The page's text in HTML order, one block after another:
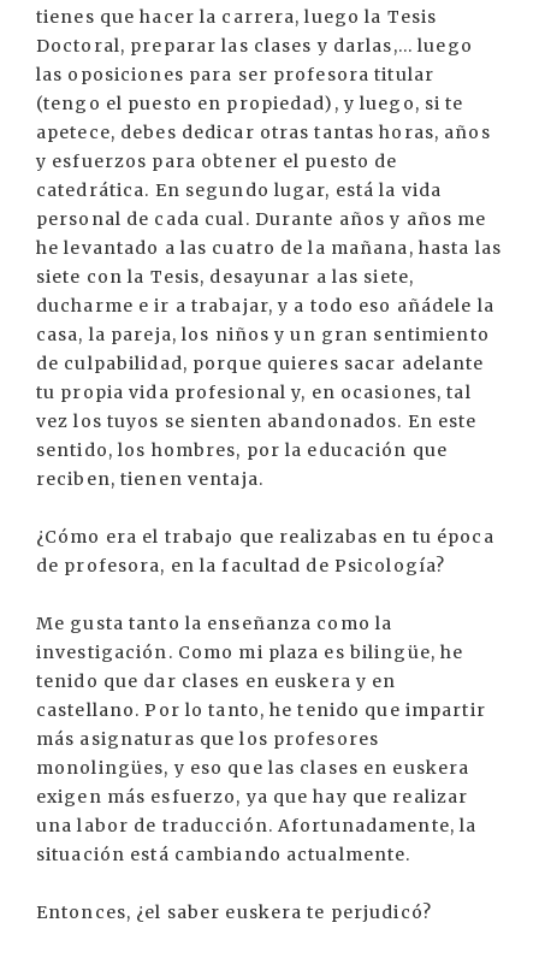
tienes que hacer la carrera, luego la Tesis
Doctoral, preparar las clases y darlas,... luego
las oposiciones para ser profesora titular
(tengo el puesto en propiedad), y luego, si te
apetece, debes dedicar otras tantas horas, años
y esfuerzos para obtener el puesto de
catedrática. En segundo lugar, está la vida
personal de cada cual. Durante años y años me
he levantado a las cuatro de la mañana, hasta las
siete con la Tesis, desayunar a las siete,
ducharme e ir a trabajar, y a todo eso añádele la
casa, la pareja, los niños y un gran sentimiento
de culpabilidad, porque quieres sacar adelante
tu propia vida profesional y, en ocasiones, tal
vez los tuyos se sienten abandonados. En este
sentido, los hombres, por la educación que
reciben, tienen ventaja.
¿Cómo era el trabajo que realizabas en tu época
de profesora, en la facultad de Psicología?
Me gusta tanto la enseñanza como la
investigación. Como mi plaza es bilingüe, he
tenido que dar clases en euskera y en
castellano. Por lo tanto, he tenido que impartir
más asignaturas que los profesores
monolingües, y eso que las clases en euskera
exigen más esfuerzo, ya que hay que realizar
una labor de traducción. Afortunadamente, la
situación está cambiando actualmente.
Entonces, ¿el saber euskera te perjudicó?